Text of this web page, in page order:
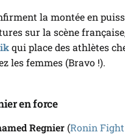
la montée en
sur la scène
qui place des athlètes
les femmes (Bravo !).
en force
Regnier(Ronin